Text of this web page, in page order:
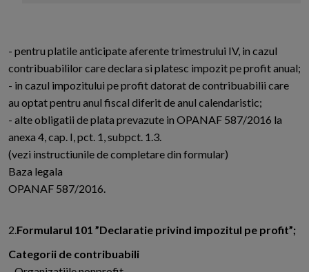
- pentru platile anticipate aferente trimestrului IV, in cazul
contribuabililor care declara si platesc impozit pe profit anual;
- in cazul impozitului pe profit datorat de contribuabilii care
au optat pentru anul fiscal diferit de anul calendaristic;
- alte obligatii de plata prevazute in OPANAF 587/2016 la
anexa 4, cap. I, pct. 1, subpct. 1.3.
(vezi instructiunile de completare din formular)
Baza legala
OPANAF 587/2016.
2.Formularul 101 ”Declaratie privind impozitul pe profit”;
Categorii de contribuabili